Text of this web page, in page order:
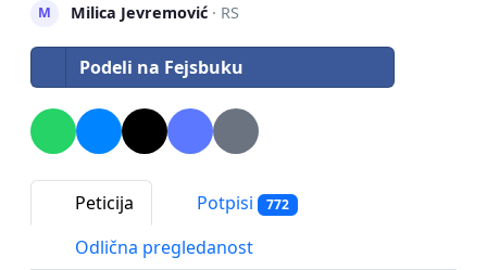
M Milica Jevremović· RS
Podeli na Fejsbuku
Peticija Potpisi 772
Odlična pregledanost